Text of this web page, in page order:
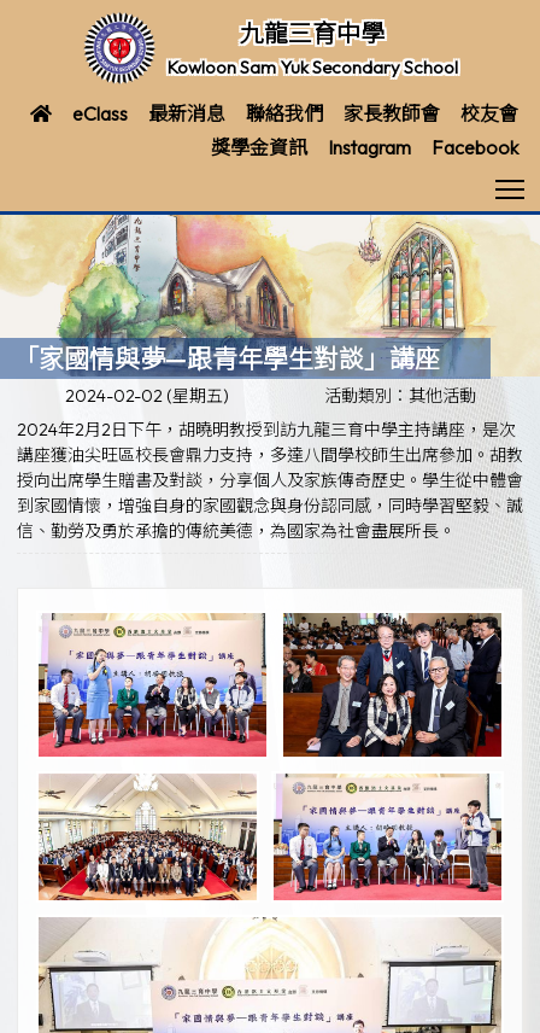
九龍三育中學
Kowloon Sam Yuk Secondary School
eClass 最新消息 聯絡我們 家長教師會
校友會
獎學金資訊
Instagram Facebook
「家國情與夢—跟青年學生對談」講座
2024-02-02 (星期五)
活動類別：其他活動
2024年2月2日下午，胡曉明教授到訪九龍三育中學主持講座，是次
講座獲油尖旺區校長會鼎力支持，多達八間學校師生出席參加。胡教
授向出席學生贈書及對談，分享個人及家族傳奇歷史。學生從中體會
到家國情懷，增強自身的家國觀念與身份認同感，同時學習堅毅、誠
信、勤勞及勇於承擔的傳統美德，為國家為社會盡展所長。